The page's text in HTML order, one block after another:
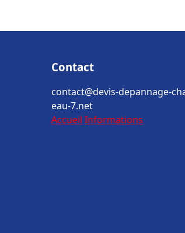
Contact
contact@devis-depannage-
eau-7.net
Accueil Informations